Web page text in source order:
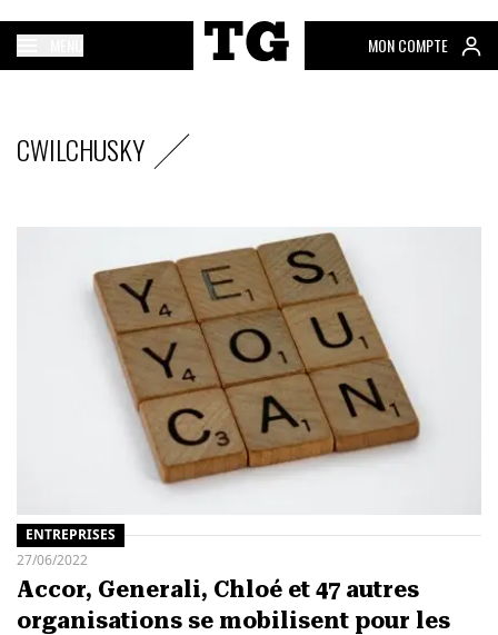
MON COMPTE
CWILCHUSKY
ENTREPRISES
27/06/2022
Accor, Generali, Chloé et 47 autres
organisations se mobilisent pour les